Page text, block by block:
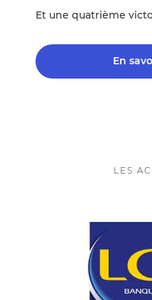
Et une quatrième
En
LES